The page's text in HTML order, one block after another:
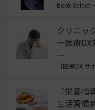
Book Select
クリニッ
ー医療DX
ー
【医療DX
「栄養
生活習慣